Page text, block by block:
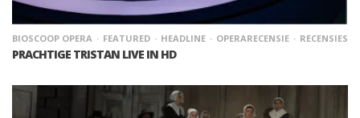
BIOSCOOP OPERA FEATURED HEADLINE OPERARECENSIE RECENSIES
PRACHTIGE TRISTAN LIVE IN HD